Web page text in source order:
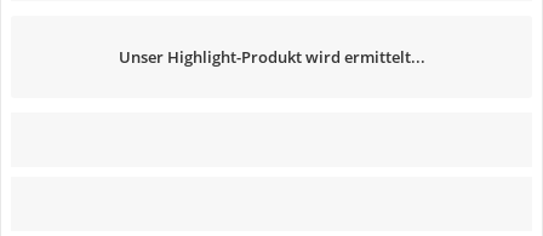
Unser Highlight-Produkt wird ermittelt...